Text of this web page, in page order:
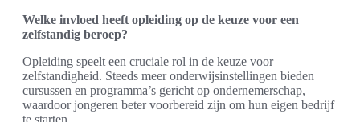
Welke invloed heeft opleiding op de keuze voor een
zelfstandig beroep?
Opleiding speelt een cruciale rol in de keuze voor
zelfstandigheid. Steeds meer onderwijsinstellingen bieden
cursussen en programma’s gericht op ondernemerschap,
waardoor jongeren beter voorbereid zijn om hun eigen bedrijf
te starten.